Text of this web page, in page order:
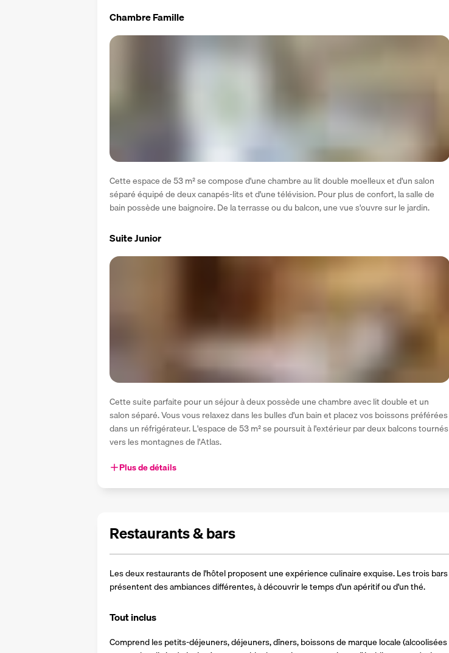
Chambre Famille
Cette espace de 53 m² se compose d'une chambre au lit double moelleux et d'un salon
séparé équipé de deux canapés-lits et d'une télévision. Pour plus de confort, la salle de
bain possède une baignoire. De la terrasse ou du balcon, une vue s'ouvre sur le jardin.
Suite Junior
Cette suite parfaite pour un séjour à deux possède une chambre avec lit double et un
salon séparé. Vous vous relaxez dans les bulles d'un bain et placez vos boissons préférées
dans un réfrigérateur. L'espace de 53 m² se poursuit à l'extérieur par deux balcons tournés
vers les montagnes de l'Atlas.
Plus de détails
Restaurants & bars
Les deux restaurants de l'hôtel proposent une expérience culinaire exquise. Les trois bars
présentent des ambiances différentes, à découvrir le temps d'un apéritif ou d'un thé.
Tout inclus
Comprend les petits-déjeuners, déjeuners, dîners, boissons de marque locale (alcoolisées